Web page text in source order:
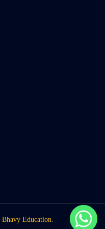
Bhavy Education